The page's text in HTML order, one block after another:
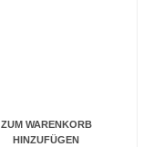
ZUM WARENKORB
HINZUFÜGEN